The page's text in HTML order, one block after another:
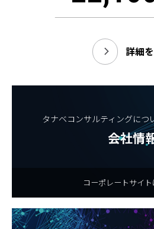
詳細
タナベコンサルティングにつ
会社情
コーポレートサイ